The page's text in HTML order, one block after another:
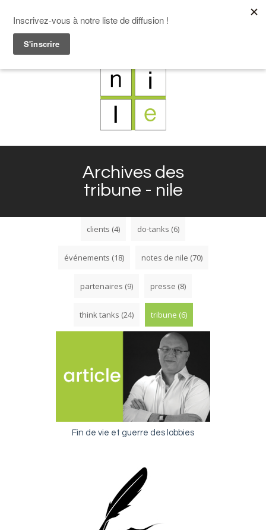
F L X I
Archives des
tribune - nile
clients (4) do-tanks (6)
événements (18) notes de nile (70)
partenaires (9) presse (8)
think tanks (24) tribune (6)
Fin de vie et guerre des lobbies